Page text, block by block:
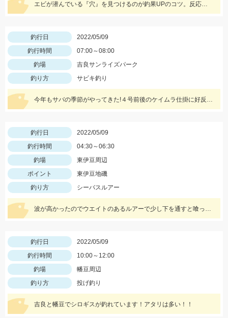
エビが潜んでいる『穴』を見つけるのが釣果UPのコツ。反応のある所を探してみよう。
釣行日
2022/05/09
釣行時間
07:00～08:00
釣場
吉良サンライズパーク
釣り方
サビキ釣り
今年もサバの季節がやってきた!４号前後のケイムラ仕掛に好反応♪群れが小さい時はしっかりエサを撒こう!
釣行日
2022/05/09
釣行時間
04:30～06:30
釣場
東伊豆周辺
ポイント
東伊豆地磯
釣り方
シーバスルアー
波が高かったのでウエイトのあるルアーで少し下を通すと喰って来ました。
釣行日
2022/05/09
釣行時間
10:00～12:00
釣場
幡豆周辺
釣り方
投げ釣り
吉良と幡豆でシロギスが釣れています！アタリは多い！！